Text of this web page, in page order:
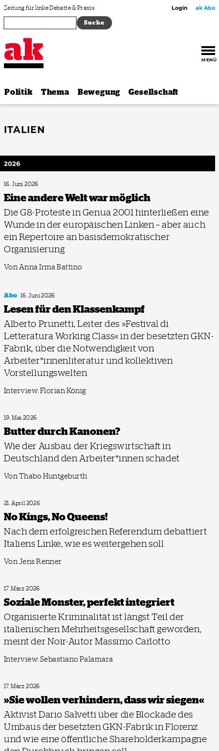
Zum Inhalt springen
Zeitung für linke Debatte & Praxis Login ak Abo
MENÜ
Politik Thema Bewegung Gesellschaft
ITALIEN
2026
16. Juni 2026
Eine andere Welt war möglich
Die G8-Proteste in Genua 2001 hinterließen eine
Wunde in der europäischen Linken – aber auch
ein Repertoire an basisdemokratischer
Organisierung
Von Anna Irma Battino
Abo 16. Juni 2026
Lesen für den Klassenkampf
Alberto Prunetti, Leiter des »Festival di
Letteratura Working Class« in der besetzten GKN-
Fabrik, über die Notwendigkeit von
Arbeiter*innenliteratur und kollektiven
Vorstellungswelten
Interview: Florian König
19. Mai 2026
Butter durch Kanonen?
Wie der Ausbau der Kriegswirtschaft in
Deutschland den Arbeiter*innen schadet
Von Thabo Huntgeburth
21. April 2026
No Kings, No Queens!
Nach dem erfolgreichen Referendum debattiert
Italiens Linke, wie es weitergehen soll
Von Jens Renner
17. März 2026
Soziale Monster, perfekt integriert
Organisierte Kriminalität ist längst Teil der
italienischen Mehrheitsgesellschaft geworden,
meint der Noir-Autor Massimo Carlotto
Interview: Sebastiano Palamara
17. März 2026
»Sie wollen verhindern, dass wir siegen«
Aktivist Dario Salvetti über die Blockade des
Umbaus der besetzten GKN-Fabrik in Florenz
und wie eine öffentliche Shareholderkampagne